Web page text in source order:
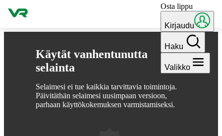
Käytät vanhentunutta
selainta
Selaimesi ei tue kaikkia tarvittavia toimintoja.
Päivitäthän selaimesi uusimpaan versioon,
parhaan käyttökokemuksen varmistamiseksi.
Hyppää sisältöön Osta lippu
Kirjaudu
Haku
Valikko